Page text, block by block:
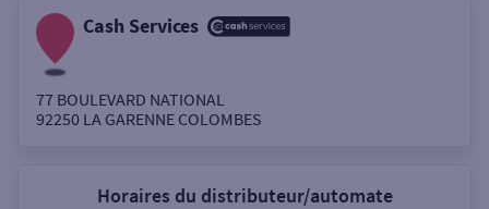
Autour de moi
Cash Services
77 BOULEVARD NATIONAL
92250 LA GARENNE COLOMBES
Horaires du distributeur/automate